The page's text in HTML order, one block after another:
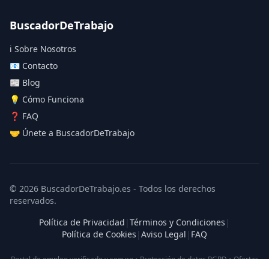
BuscadorDeTrabajo
ℹ️ Sobre Nosotros
📧 Contacto
📰 Blog
💡 Cómo Funciona
❓ FAQ
🤝 Únete a BuscadorDeTrabajo
© 2026 BuscadorDeTrabajo.es - Todos los derechos
reservados.
Política de Privacidad | Términos y Condiciones |
Política de Cookies | Aviso Legal | FAQ